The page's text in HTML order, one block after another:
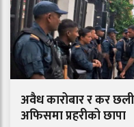
अवैध कारोबार र कर
अफिसमा प्रहरीको छापा